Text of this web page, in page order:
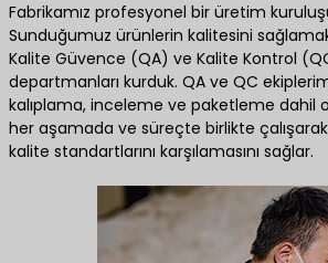
Fabrikamız profesyonel bir üretim
Sunduğumuz ürünlerin kalitesini
Kalite Güvence (QA) ve Kalite Kontrol
departmanları kurduk. QA ve QC
kalıplama, inceleme ve paketleme dahil
her aşamada ve süreçte birlikte
kalite standartlarını karşılamasını sağlar.